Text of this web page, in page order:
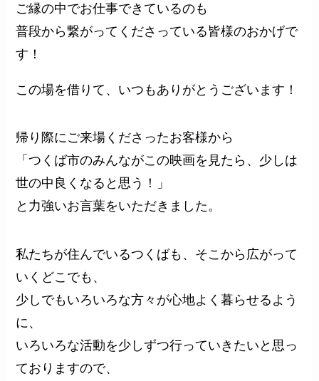
ご縁の中でお仕事できているのも
普段から繋がってくださっている皆様のおかげで
す！
この場を借りて、いつもありがとうございます！
帰り際にご来場くださったお客様から
「つくば市のみんながこの映画を見たら、少しは
世の中良くなると思う！」
と力強いお言葉をいただきました。
私たちが住んでいるつくばも、そこから広がって
いくどこでも、
少しでもいろいろな方々が心地よく暮らせるよう
に、
いろいろな活動を少しずつ行っていきたいと思っ
ておりますので、